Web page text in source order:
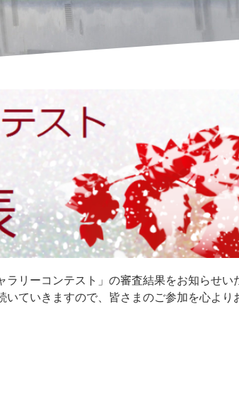
リーコンテスト」の審査結果をお知らせ
ていきますので、皆さまのご参加を心より